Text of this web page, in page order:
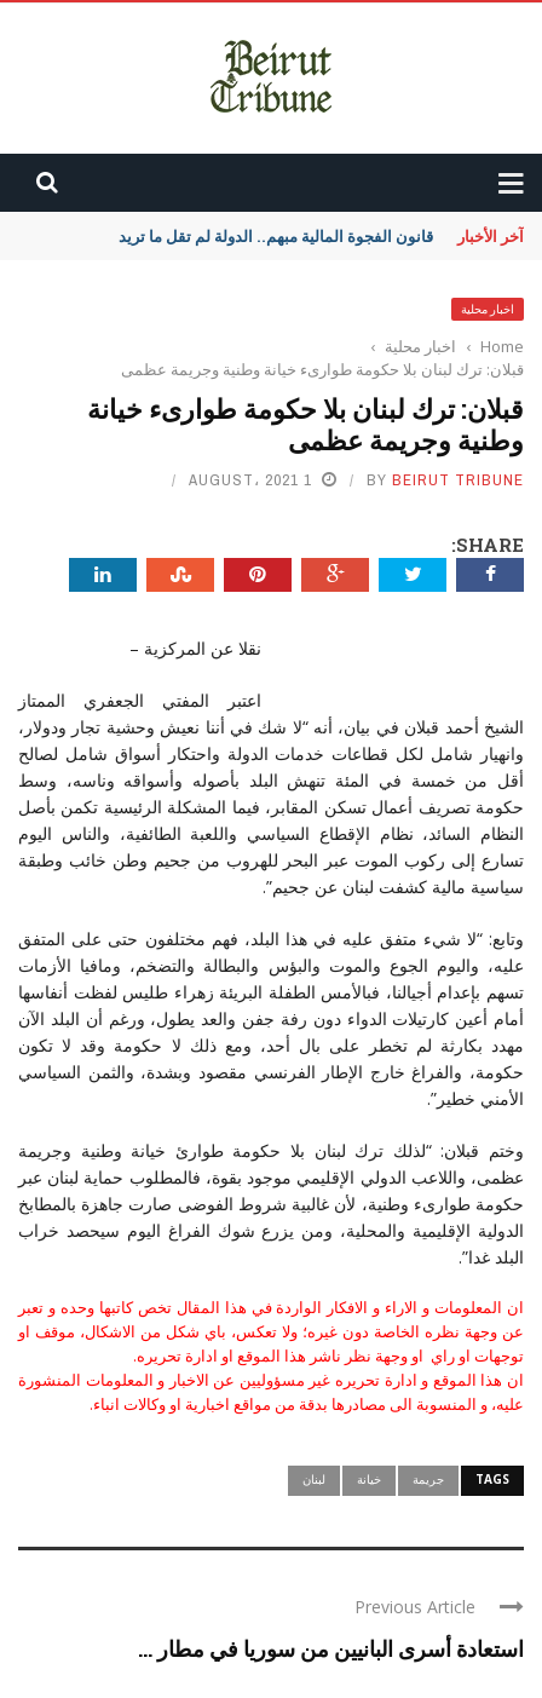
آخر الأخبار قانون الفجوة المالية مبهم.. الدولة لم تقل ما تريد
اخبار محلية
Home
› اخبار محلية ›
قبلان: ترك لبنان بلا حكومة طوارىء خيانة وطنية وجريمة عظمى
قبلان: ترك لبنان بلا حكومة طوارىء خيانة
وطنية وجريمة عظمى
BY BEIRUT TRIBUNE 1 AUGUST، 2021
SHARE:
نقلا عن المركزية –
اعتبر المفتي الجعفري الممتاز
الشيخ أحمد قبلان في بيان، أنه “لا شك في أننا نعيش وحشية تجار ودولار،
وانهيار شامل لكل قطاعات خدمات الدولة واحتكار أسواق شامل لصالح
أقل من خمسة في المئة تنهش البلد بأصوله وأسواقه وناسه، وسط
حكومة تصريف أعمال تسكن المقابر، فيما المشكلة الرئيسية تكمن بأصل
النظام السائد، نظام الإقطاع السياسي واللعبة الطائفية، والناس اليوم
تسارع إلى ركوب الموت عبر البحر للهروب من جحيم وطن خائب وطبقة
سياسية مالية كشفت لبنان عن جحيم”.
وتابع: “لا شيء متفق عليه في هذا البلد، فهم مختلفون حتى على المتفق
عليه، واليوم الجوع والموت والبؤس والبطالة والتضخم، ومافيا الأزمات
تسهم بإعدام أجيالنا، فبالأمس الطفلة البريئة زهراء طليس لفظت أنفاسها
أمام أعين كارتيلات الدواء دون رفة جفن والعد يطول، ورغم أن البلد الآن
مهدد بكارثة لم تخطر على بال أحد، ومع ذلك لا حكومة وقد لا تكون
حكومة، والفراغ خارج الإطار الفرنسي مقصود وبشدة، والثمن السياسي
الأمني خطير”.
وختم قبلان: “لذلك ترك لبنان بلا حكومة طوارئ خيانة وطنية وجريمة
عظمى، واللاعب الدولي الإقليمي موجود بقوة، فالمطلوب حماية لبنان عبر
حكومة طوارىء وطنية، لأن غالبية شروط الفوضى صارت جاهزة بالمطابخ
الدولية الإقليمية والمحلية، ومن يزرع شوك الفراغ اليوم سيحصد خراب
البلد غدا”.
ان المعلومات و الاراء و الافكار الواردة في هذا المقال تخص كاتبها وحده و تعبر
عن وجهة نظره الخاصة دون غيره؛ ولا تعكس، باي شكل من الاشكال، موقف او
توجهات او راي او وجهة نظر ناشر هذا الموقع او ادارة تحريره.
ان هذا الموقع و ادارة تحريره غير مسؤوليين عن الاخبار و المعلومات المنشورة
عليه، و المنسوبة الى مصادرها بدقة من مواقع اخبارية او وكالات انباء.
TAGS جريمة خيانة لبنان
Previous Article
استعادة أسرى البانيين من سوريا في مطار ...